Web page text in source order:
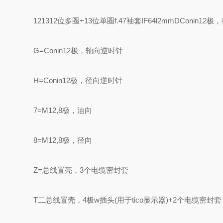
121312位多圈+13位单圈f.47袖套IF64l2mmDConin12极
G=Conin12极，轴向逆时针
H=Conin12极，径向逆时针
7=M12,8极，油向
8=M12,8极，径向
Z=总线置亮，3个电缆密封套
T二总线置壳，4极w插头(用于tico显示器)+2个电缆密封套